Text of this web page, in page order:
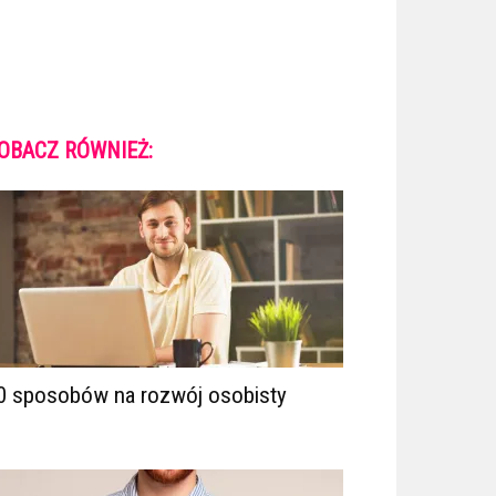
RÓWNIEŻ:
sposobów na rozwój osobisty